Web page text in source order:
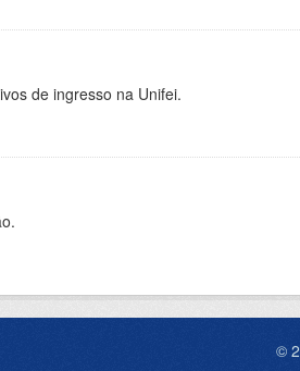
de ingresso na Unifei.
©